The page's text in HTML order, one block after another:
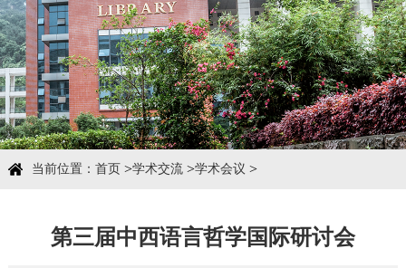
中心概况
科学研究
学术团队
学术交流
当前位置： 首页>学术交流>学术会议 >
第三届中西语言哲学国际研讨会